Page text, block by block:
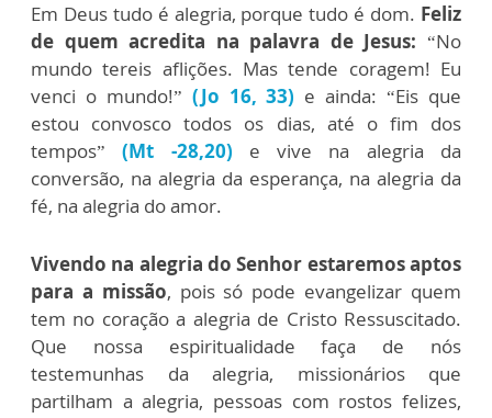
Em Deus tudo é alegria, porque tudo é dom. Feliz
de quem acredita na palavra de Jesus: “No
mundo tereis aflições. Mas tende coragem! Eu
venci o mundo!” (Jo 16, 33) e ainda: “Eis que
estou convosco todos os dias, até o fim dos
tempos”
(Mt -28,20) e vive na alegria da
conversão, na alegria da esperança, na alegria da
fé, na alegria do amor.
Vivendo na alegria do Senhor estaremos aptos
para a missão, pois só pode evangelizar quem
tem no coração a alegria de Cristo Ressuscitado.
Que nossa espiritualidade faça de nós
testemunhas da alegria, missionários que
partilham a alegria, pessoas com rostos felizes,